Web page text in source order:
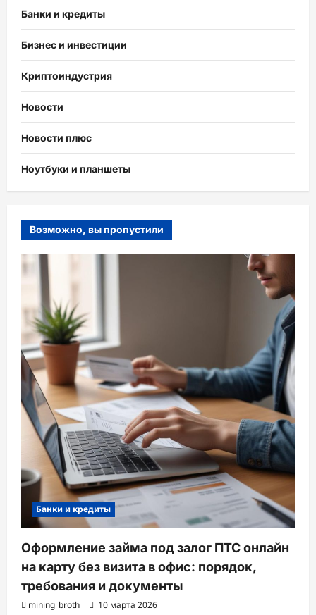
Банки и кредиты
Бизнес и инвестиции
Криптоиндустрия
Новости
Новости плюс
Ноутбуки и планшеты
Возможно, вы пропустили
Банки и кредиты
Оформление займа под залог ПТС онлайн
на карту без визита в офис: порядок,
требования и документы
mining_broth 10 марта 2026